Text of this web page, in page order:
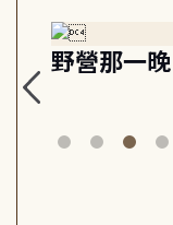
野營那一晚